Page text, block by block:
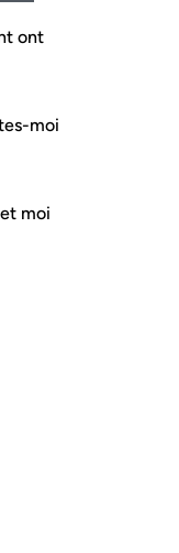
ont
moi
et moi